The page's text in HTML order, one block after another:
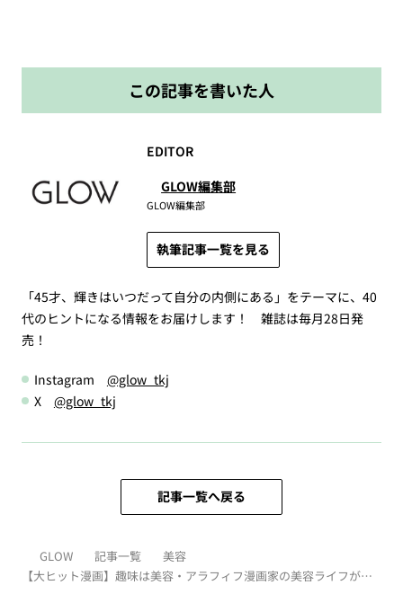
この記事を書いた人
EDITOR
GLOW編集部
GLOW編集部
執筆記事一覧を見る
「45才、輝きはいつだって自分の内側にある」をテーマに、40
代のヒントになる情報をお届けします！ 雑誌は毎月28日発
売！
Instagram @glow_tkj
X @glow_tkj
記事一覧へ戻る
GLOW 記事一覧
美容
【大ヒット漫画】趣味は美容・アラフィフ漫画家の美容ライフが面